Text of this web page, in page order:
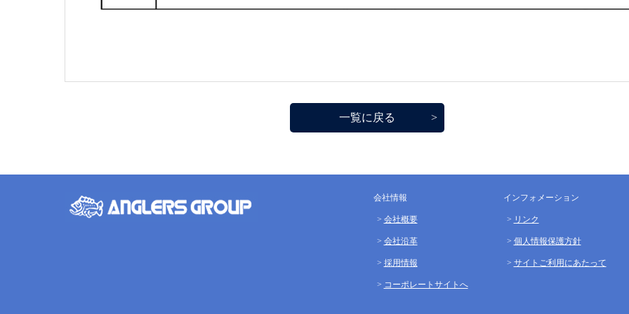
一覧に戻る
会社情報
会社概要
会社沿革
採用情報
コーポレートサイトへ
インフォメーション
リンク
個人情報保護方針
サイトご利用にあたって